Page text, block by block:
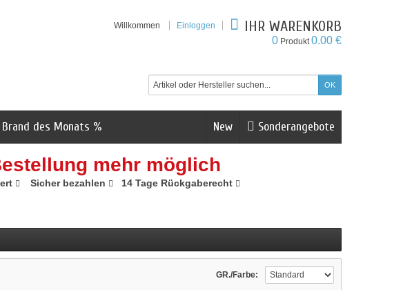
Willkommen Einloggen IHR WARENKORB
0 Produkt0.00 €
Sonderangebote
New
Brand des Monats %
mehr möglich
Sicher bezahlen 14 Tage Rückgaberecht
GR./Farbe: